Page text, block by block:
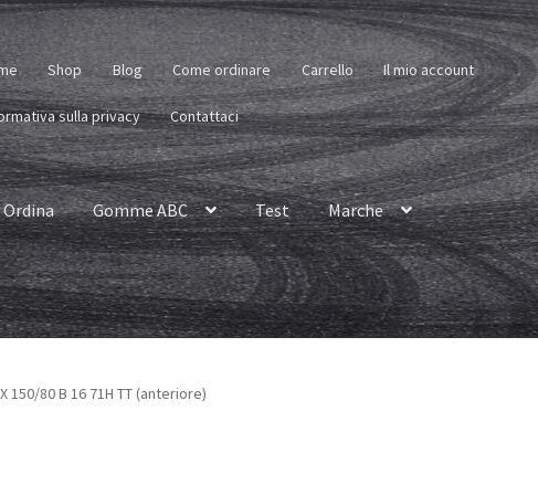
Shop Blog Come ordinare Carrello Il mio account
sulla privacy Contattaci
Ordina Gomme ABC Test Marche
150/80 B 16 71H TT (anteriore)